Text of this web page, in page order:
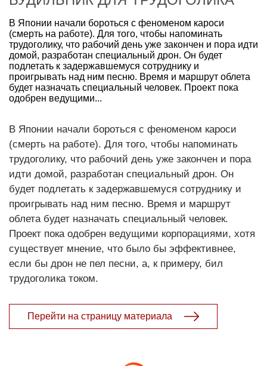
В Японии начали бороться с феноменом кароси
(смерть на работе). Для того, чтобы напоминать
трудоголику, что рабочий день уже закончен и пора идти
домой, разработан специальный дрон. Он будет
подлетать к задержавшемуся сотруднику и
проигрывать над ним песню. Время и маршрут облета
будет назначать специальный человек. Проект пока
одобрен ведущими...
В Японии начали бороться с феноменом кароси
(смерть на работе). Для того, чтобы напоминать
трудоголику, что рабочий день уже закончен и пора
идти домой, разработан специальный дрон. Он
будет подлетать к задержавшемуся сотруднику и
проигрывать над ним песню. Время и маршрут
облета будет назначать специальный человек.
Проект пока одобрен ведущими корпорациями, хотя
существует мнение, что было бы эффективнее,
если бы дрон не пел песни, а, к примеру, бил
трудоголика током.
Перейти на страницу материала